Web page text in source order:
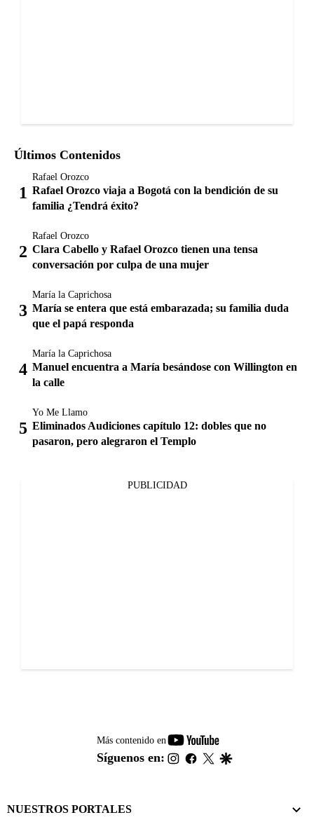
Últimos Contenidos
Rafael Orozco
Rafael Orozco viaja a Bogotá con la bendición de su
familia ¿Tendrá éxito?
Rafael Orozco
Clara Cabello y Rafael Orozco tienen una tensa
conversación por culpa de una mujer
María la Caprichosa
María se entera que está embarazada; su familia duda
que el papá responda
María la Caprichosa
Manuel encuentra a María besándose con Willington en
la calle
Yo Me Llamo
Eliminados Audiciones capítulo 12: dobles que no
pasaron, pero alegraron el Templo
PUBLICIDAD
Más contenido en
youtube-
footer
Síguenos en: instagram
facebook
twitter
NUESTROS PORTALES